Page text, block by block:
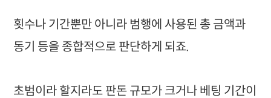
횟수나 기간뿐만 아니라 범행에 사용된 총 금액과
동기 등을 종합적으로 판단하게 되죠.
초범이라 할지라도 판돈 규모가 크거나 베팅 기간이